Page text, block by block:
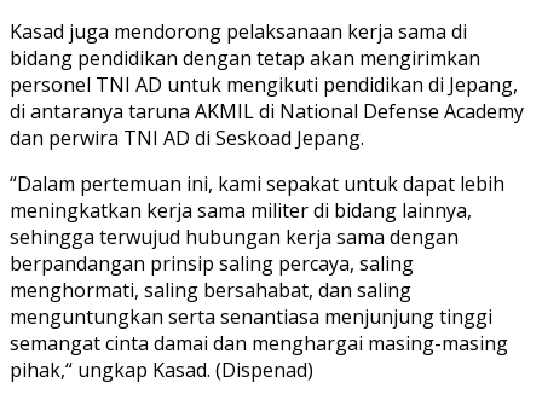
Kasad juga mendorong pelaksanaan kerja sama di
bidang pendidikan dengan tetap akan mengirimkan
personel TNI AD untuk mengikuti pendidikan di Jepang,
di antaranya taruna AKMIL di National Defense Academy
dan perwira TNI AD di Seskoad Jepang.
“Dalam pertemuan ini, kami sepakat untuk dapat lebih
meningkatkan kerja sama militer di bidang lainnya,
sehingga terwujud hubungan kerja sama dengan
berpandangan prinsip saling percaya, saling
menghormati, saling bersahabat, dan saling
menguntungkan serta senantiasa menjunjung tinggi
semangat cinta damai dan menghargai masing-masing
pihak,“ ungkap Kasad. (Dispenad)